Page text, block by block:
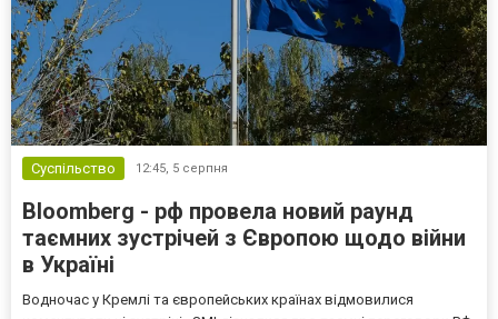
Суспільство 12:45, 5 серпня
Bloomberg - рф провела новий раунд
таємних зустрічей з Європою щодо війни
в Україні
Водночас у Кремлі та європейських країнах відмовилися